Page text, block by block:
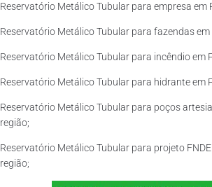
Reservatório Metálico Tubular para empresa em
Reservatório Metálico Tubular para fazendas
Reservatório Metálico Tubular para incêndio em
Reservatório Metálico Tubular para hidrante em
Reservatório Metálico Tubular para poços
região;
Reservatório Metálico Tubular para projeto
região;